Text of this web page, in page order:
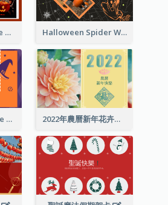
Have A Good Time This Halloween Greeting Card Halloween Spider Web Greeting Card
Halloween Collage Greeting Card 2022年農曆新年花卉照片賀卡